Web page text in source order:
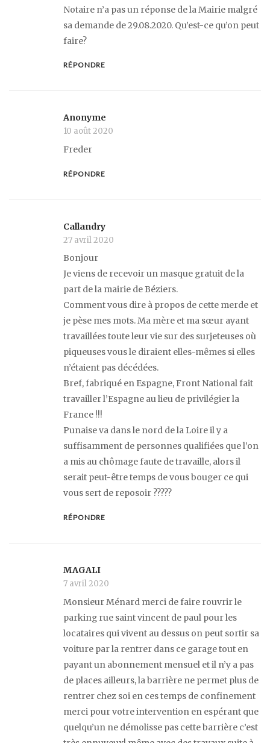
Notaire n’a pas un réponse de la Mairie malgré
sa demande de 29.08.2020. Qu’est-ce qu’on peut
faire?
RÉPONDRE
Anonyme
10 août 2020
Freder
RÉPONDRE
Callandry
27 avril 2020
Bonjour
Je viens de recevoir un masque gratuit de la
part de la mairie de Béziers.
Comment vous dire à propos de cette merde et
je pèse mes mots. Ma mère et ma sœur ayant
travaillées toute leur vie sur des surjeteuses où
piqueuses vous le diraient elles-mêmes si elles
n’étaient pas décédées.
Bref, fabriqué en Espagne, Front National fait
travailler l’Espagne au lieu de privilégier la
France !!!
Punaise va dans le nord de la Loire il y a
suffisamment de personnes qualifiées que l’on
a mis au chômage faute de travaille, alors il
serait peut-être temps de vous bouger ce qui
vous sert de reposoir ?????
RÉPONDRE
MAGALI
7 avril 2020
Monsieur Ménard merci de faire rouvrir le
parking rue saint vincent de paul pour les
locataires qui vivent au dessus on peut sortir sa
voiture par la rentrer dans ce garage tout en
payant un abonnement mensuel et il n’y a pas
de places ailleurs, la barrière ne permet plus de
rentrer chez soi en ces temps de confinement
merci pour votre intervention en espérant que
quelqu’un ne démolisse pas cette barrière c’est